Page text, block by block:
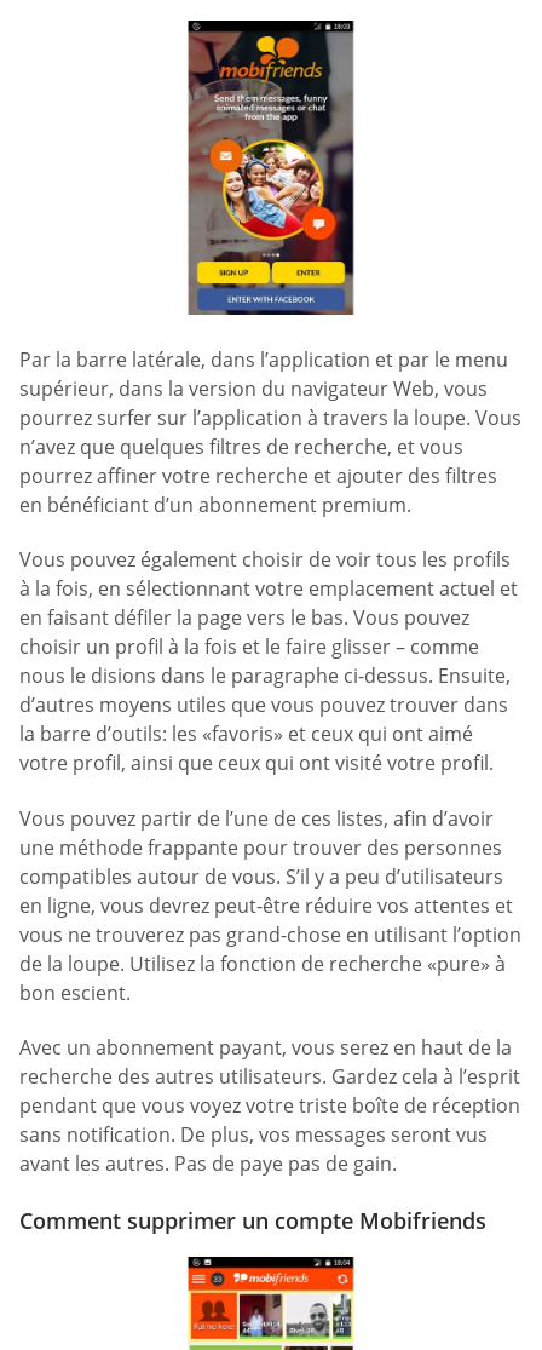
Par la barre latérale, dans l’application et par le menu
supérieur, dans la version du navigateur Web, vous
pourrez surfer sur l’application à travers la loupe. Vous
n’avez que quelques filtres de recherche, et vous
pourrez affiner votre recherche et ajouter des filtres
en bénéficiant d’un abonnement premium.
Vous pouvez également choisir de voir tous les profils
à la fois, en sélectionnant votre emplacement actuel et
en faisant défiler la page vers le bas. Vous pouvez
choisir un profil à la fois et le faire glisser – comme
nous le disions dans le paragraphe ci-dessus. Ensuite,
d’autres moyens utiles que vous pouvez trouver dans
la barre d’outils: les «favoris» et ceux qui ont aimé
votre profil, ainsi que ceux qui ont visité votre profil.
Vous pouvez partir de l’une de ces listes, afin d’avoir
une méthode frappante pour trouver des personnes
compatibles autour de vous. S’il y a peu d’utilisateurs
en ligne, vous devrez peut-être réduire vos attentes et
vous ne trouverez pas grand-chose en utilisant l’option
de la loupe. Utilisez la fonction de recherche «pure» à
bon escient.
Avec un abonnement payant, vous serez en haut de la
recherche des autres utilisateurs. Gardez cela à l’esprit
pendant que vous voyez votre triste boîte de réception
sans notification. De plus, vos messages seront vus
avant les autres. Pas de paye pas de gain.
Comment supprimer un compte Mobifriends